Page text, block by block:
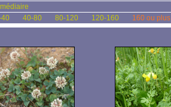
40-80 80-120 120-160 160 ou plus